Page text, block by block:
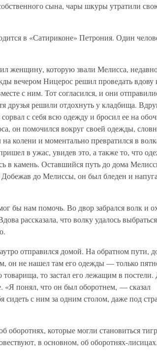
сына, чары шкуры утратили
в «Сатириконе» Петрония. Один
женщину, которую звали Мелисса,
вечером Ницерос решил проведать вдову
с ним. Тот согласился, и они
друзья решили отдохнуть у кладбища.
с себя всю одежду и бросил ее на
он помочился вокруг своей одежды,
колени и моментально превратился в
в ужас, увидев это, а также то, что
в камень. Оставшийся путь до дома
до Мелиссы, он был бледен и
бы нам помочь. Во двор забрался волк и
рассказала, что волку удалось
отправился домой. На обратном пути,
он не нашел там его одежды — только
то застал его лежащим в постели.
«Я понял, что он был оборотнем, — сказал
с ним за одним столом, даже под
оборотнях, которые могли становиться
в основном, об оборотнях-лисицах.